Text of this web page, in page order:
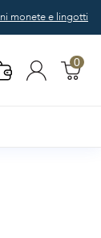
monete e lingotti
0